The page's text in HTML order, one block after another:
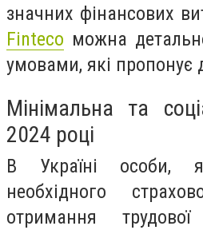
значних фінансових
Finteco можна
умовами, які пропонує
Мінімальна та
2024 році
В Україні особи,
необхідного
отримання